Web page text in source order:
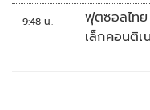
9:48 น.
ฟุตซอลไท
เล็กคอนติ